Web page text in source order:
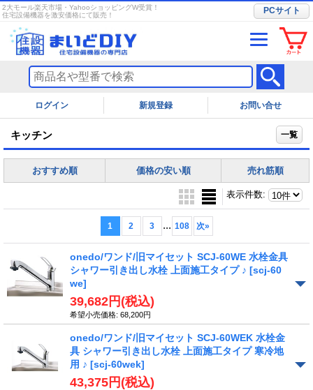
2大モール楽天市場・YahooショッピングW受賞！
住宅設備機器を激安価格にて販売！
PCサイト
ログイン お問い合せ
キッチン 一覧
おすすめ順 価格の安い順 売れ筋順
表示件数:
1 2 3 ... 108 次»
onedo/ワンド/旧マイセット SCJ-60WE 水栓金具
シャワー引き出し水栓 上面施工タイプ ♪ [scj-60
we]
39,682円 (税込)
希望小売価格: 68,200円
onedo/ワンド/旧マイセット SCJ-60WEK 水栓金
具 シャワー引き出し水栓 上面施工タイプ 寒冷地
用 ♪ [scj-60wek]
43,375円 (税込)